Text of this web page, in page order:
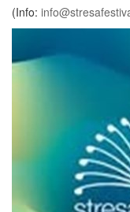
(Info: